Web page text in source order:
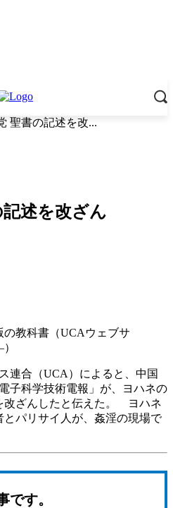
聖書の記述を改...
述を改ざん
の教科書（UCAウェブサ
連合（UCA）によると、中国
子科学技術電報」が、ヨハネの
改ざんしたと伝えた。 ヨハネ
パリサイ人が、姦淫の現場で
です。